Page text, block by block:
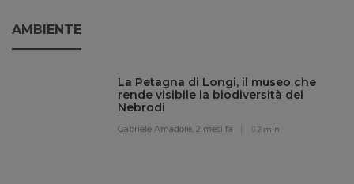
AMBIENTE
La Petagna di Longi, il museo che
rende visibile la biodiversità dei
Nebrodi
Gabriele Amadore,2 mesi fa 2 min